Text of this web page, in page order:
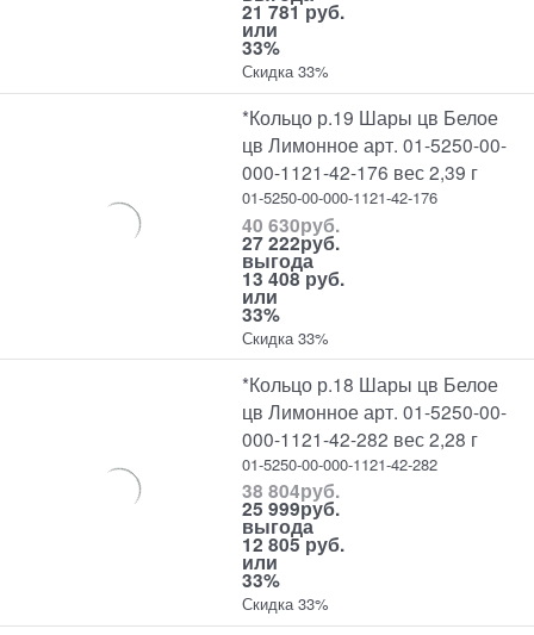
21 781 руб.
или
33%
Скидка 33%
*Кольцо р.19 Шары цв Белое
цв Лимонное арт. 01-5250-00-
000-1121-42-176 вес 2,39 г
01-5250-00-000-1121-42-176
40 630руб.
27 222руб.
выгода
13 408 руб.
или
33%
Скидка 33%
*Кольцо р.18 Шары цв Белое
цв Лимонное арт. 01-5250-00-
000-1121-42-282 вес 2,28 г
01-5250-00-000-1121-42-282
38 804руб.
25 999руб.
выгода
12 805 руб.
или
33%
Скидка 33%